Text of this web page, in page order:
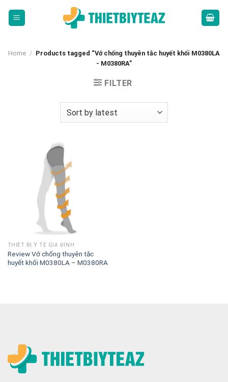
Home / Products tagged “Vớ chống thuyên tắc huyết khối M0380LA
- M0380RA”
FILTER
THIẾT BỊ Y TẾ GIA ĐÌNH
Review Vớ chống thuyên tắc
huyết khối M0380LA – M0380RA